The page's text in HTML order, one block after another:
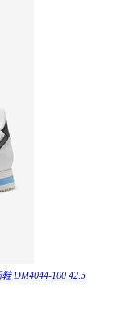
DM4044-100 42.5